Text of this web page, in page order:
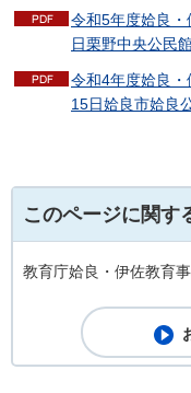
令和5年度姶良
日栗野中央公民
令和4年度姶良・
15日姶良市姶良
このページに関す
教育庁姶良・伊佐教育